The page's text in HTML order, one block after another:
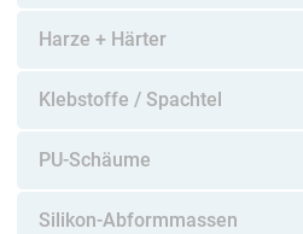
Harze + Härter
Klebstoffe / Spachtel
PU-Schäume
Silikon-Abformmassen